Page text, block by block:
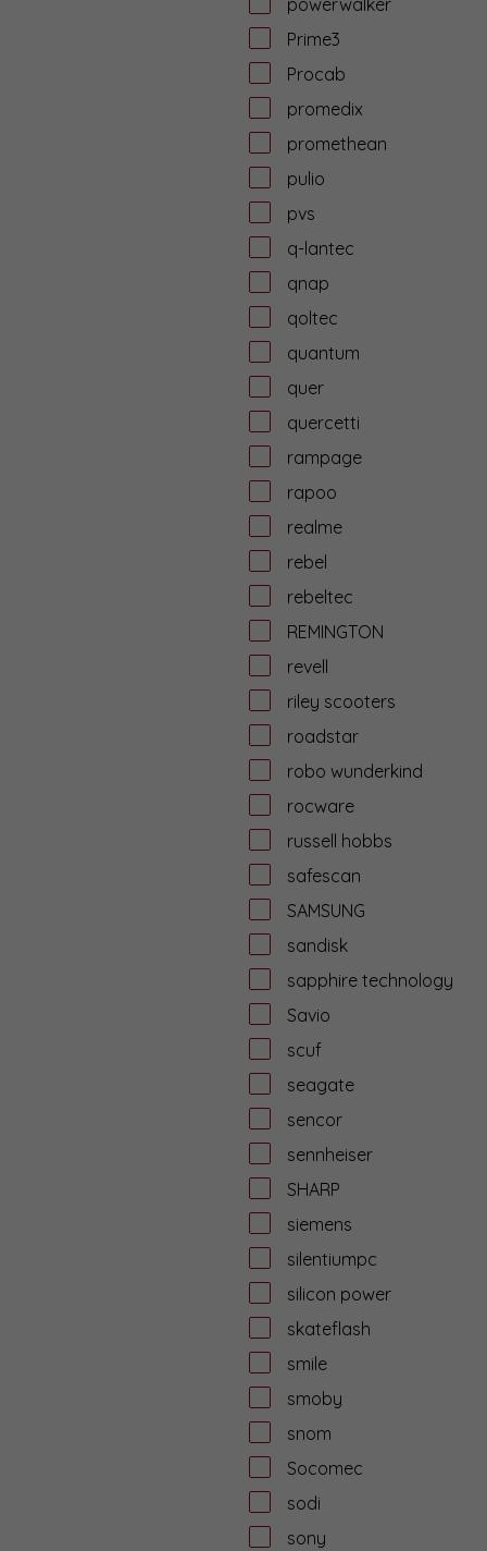
powerwalker
Prime3
Procab
promedix
promethean
pulio
pvs
q-lantec
qnap
qoltec
quantum
quer
quercetti
rampage
rapoo
realme
rebel
rebeltec
REMINGTON
revell
riley scooters
roadstar
robo wunderkind
rocware
russell hobbs
safescan
SAMSUNG
sandisk
sapphire technology
Savio
scuf
seagate
sencor
sennheiser
SHARP
siemens
silentiumpc
silicon power
skateflash
smile
smoby
snom
Socomec
sodi
sony